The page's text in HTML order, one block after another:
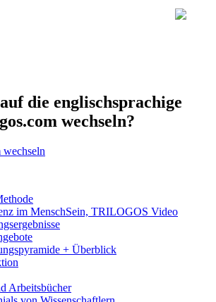
die englischsprachige
wechseln?
im MenschSein, TRILOGOS Video
+ Überblick
Arbeitsbücher